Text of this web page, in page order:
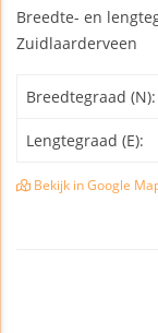
Breedte- en
Zuidlaarderveen
Breedtegraad (N):
Lengtegraad (E):
Bekijk in Google